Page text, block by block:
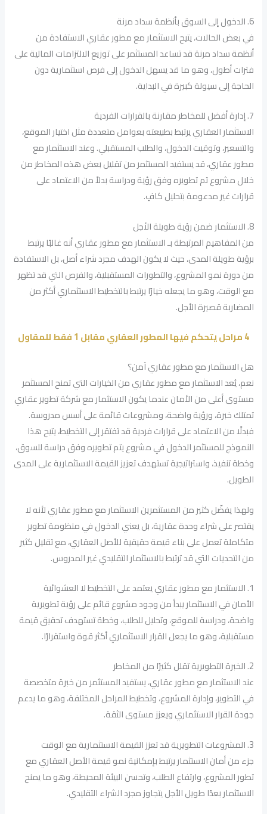
6. الدخول إلى السوق بأنظمة سداد مرنة
في بعض الحالات، يتيح الاستثمار مع مطور عقاري الاستفادة من
أنظمة سداد مرنة قد تساعد المستثمر على توزيع الالتزامات المالية على
فترات أطول، وهو ما قد يسهل الدخول إلى فرص استثمارية دون
الحاجة إلى سيولة كبيرة في البداية.
7. إدارة أفضل للمخاطر مقارنة بالقرارات الفردية
الاستثمار العقاري يرتبط بطبيعته بعوامل متعددة مثل اختيار الموقع،
والتسعير، وتوقيت الدخول، والطلب المستقبلي. وعند الاستثمار مع
مطور عقاري، قد يستفيد المستثمر من تقليل بعض هذه المخاطر من
خلال مشروع تم تطويره وفق رؤية ودراسة بدلاً من الاعتماد على
قرارات غير مدعومة بتحليل كافٍ.
8. الاستثمار ضمن رؤية طويلة الأجل
من المفاهيم المرتبطة بـ الاستثمار مع مطور عقاري أنه غالبًا يرتبط
برؤية طويلة المدى، حيث لا يكون الهدف مجرد شراء أصل، بل الاستفادة
من دورة نمو المشروع، والتطورات المستقبلية، والفرص التي قد تظهر
مع الوقت، وهو ما يجعله خيارًا يرتبط بالتخطيط الاستثماري أكثر من
المضاربة قصيرة الأجل.
4 مراحل يتحكم فيها المطور العقاري مقابل 1 فقط للمقاول
هل الاستثمار مع مطور عقاري آمن؟
نعم، يُعد الاستثمار مع مطور عقاري من الخيارات التي تمنح المستثمر
مستوى أعلى من الأمان عندما يكون الاستثمار مع شركة تطوير عقاري
تمتلك خبرة، ورؤية واضحة، ومشروعات قائمة على أسس مدروسة.
فبدلًا من الاعتماد على قرارات فردية قد تفتقر إلى التخطيط، يتيح هذا
النموذج للمستثمر الدخول في مشروع يتم تطويره وفق دراسة للسوق،
وخطة تنفيذ، واستراتيجية تستهدف تعزيز القيمة الاستثمارية على المدى
الطويل.
ولهذا يفضّل كثير من المستثمرين الاستثمار مع مطور عقاري لأنه لا
يقتصر على شراء وحدة عقارية، بل يعني الدخول في منظومة تطوير
متكاملة تعمل على بناء قيمة حقيقية للأصل العقاري، مع تقليل كثير
من التحديات التي قد ترتبط بالاستثمار التقليدي غير المدروس.
1. الاستثمار مع مطور عقاري يعتمد على التخطيط لا العشوائية
الأمان في الاستثمار يبدأ من وجود مشروع قائم على رؤية تطويرية
واضحة، ودراسة للموقع، وتحليل للطلب، وخطة تستهدف تحقيق قيمة
مستقبلية، وهو ما يجعل القرار الاستثماري أكثر قوة واستقرارًا.
2. الخبرة التطويرية تقلل كثيرًا من المخاطر
عند الاستثمار مع مطور عقاري، يستفيد المستثمر من خبرة متخصصة
في التطوير، وإدارة المشروع، وتخطيط المراحل المختلفة، وهو ما يدعم
جودة القرار الاستثماري ويعزز مستوى الثقة.
3. المشروعات التطويرية قد تعزز القيمة الاستثمارية مع الوقت
جزء من أمان الاستثمار يرتبط بإمكانية نمو قيمة الأصل العقاري مع
تطور المشروع، وارتفاع الطلب، وتحسن البيئة المحيطة، وهو ما يمنح
الاستثمار بعدًا طويل الأجل يتجاوز مجرد الشراء التقليدي.